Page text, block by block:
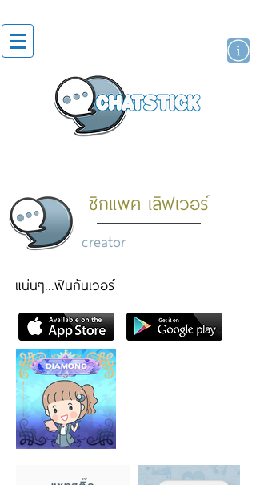
ซิกแพค เลิฟเวอร์
creator
แน่นๆ...ฟินกันเวอร์